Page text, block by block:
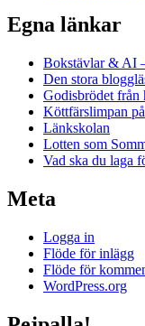
Egna länkar
Bokstävlar & AI
Den stora
Godisbrödet från
Köttfärslimpan
Länkskolan
Lotten som
Vad ska du laga
Meta
Logga in
Flöde för inlägg
Flöde för
WordPress.org